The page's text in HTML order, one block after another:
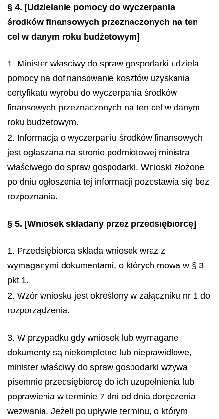
§ 4. [Udzielanie pomocy do wyczerpania
środków finansowych przeznaczonych na ten
cel w danym roku budżetowym]
1. Minister właściwy do spraw gospodarki udziela
pomocy na dofinansowanie kosztów uzyskania
certyfikatu wyrobu do wyczerpania środków
finansowych przeznaczonych na ten cel w danym
roku budżetowym.
2. Informacja o wyczerpaniu środków finansowych
jest ogłaszana na stronie podmiotowej ministra
właściwego do spraw gospodarki. Wnioski złożone
po dniu ogłoszenia tej informacji pozostawia się bez
rozpoznania.
§ 5. [Wniosek składany przez przedsiębiorcę]
1. Przedsiębiorca składa wniosek wraz z
wymaganymi dokumentami, o których mowa w § 3
pkt 1.
2. Wzór wniosku jest określony w załączniku nr 1 do
rozporządzenia.
3. W przypadku gdy wniosek lub wymagane
dokumenty są niekompletne lub nieprawidłowe,
minister właściwy do spraw gospodarki wzywa
pisemnie przedsiębiorcę do ich uzupełnienia lub
poprawienia w terminie 7 dni od dnia doręczenia
wezwania. Jeżeli po upływie terminu, o którym